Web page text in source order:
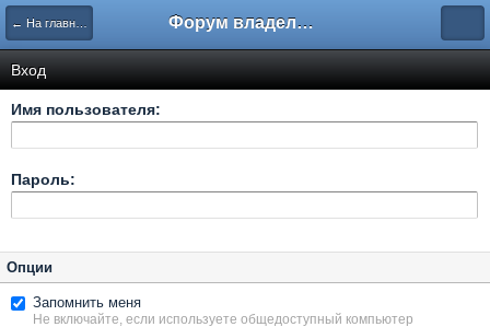
← На главную Форум владельцев интернет-магазинов
Вход
Имя пользователя:
Пароль:
Опции
Запомнить меня
Не включайте, если используете общедоступный компьютер